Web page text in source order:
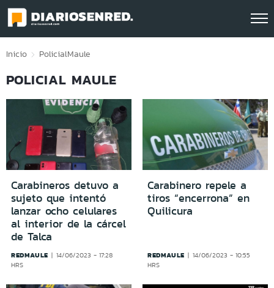
Click acá para ir directamente al contenido
Inicio PolicialMaule
POLICIAL MAULE
Carabineros detuvo a
sujeto que intentó
lanzar ocho celulares
al interior de la cárcel
de Talca
REDMAULE
14/06/2023 - 17:28
HRS
Carabinero repele a
tiros “encerrona” en
Quilicura
REDMAULE
14/06/2023 - 10:55
HRS